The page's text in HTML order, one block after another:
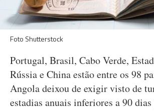
Foto Shutterstock
Portugal, Brasil, Cabo Verde,
Rússia e China estão entre os 98
Angola deixou de exigir visto de
estadias anuais inferiores a 90